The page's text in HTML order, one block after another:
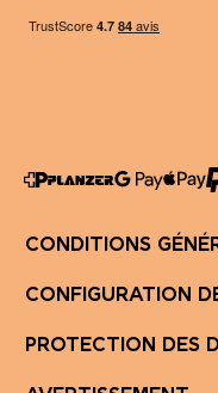
CONDITIONS
CONFIGURATION
PROTECTION DES